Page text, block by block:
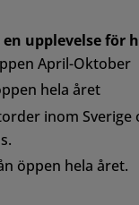
en upplevelse för
April-Oktober
hela året
inom Sverige
öppen hela året.